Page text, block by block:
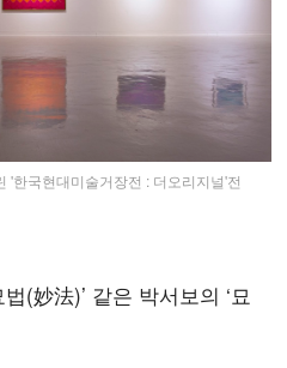
'한국현대미술거장전 : 더오리지널'전
(妙法)’ 같은 박서보의 ‘묘